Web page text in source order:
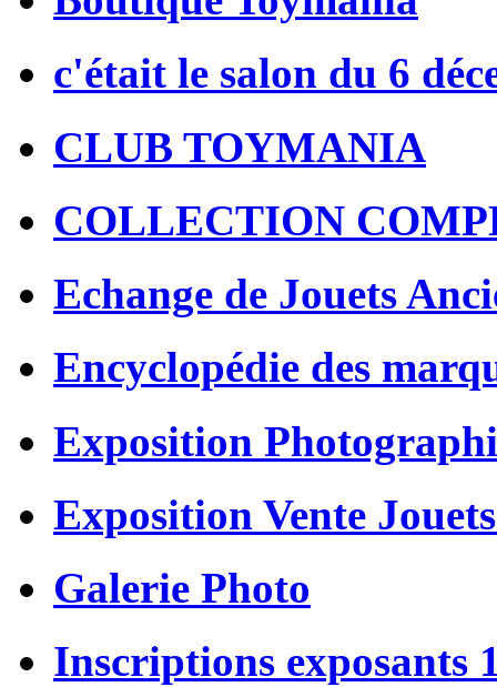
c'était le salon du 6
CLUB TOYMANIA
COLLECTION
Echange de Jouets
Encyclopédie des
Exposition
Exposition Vente
Galerie Photo
Inscriptions exposants